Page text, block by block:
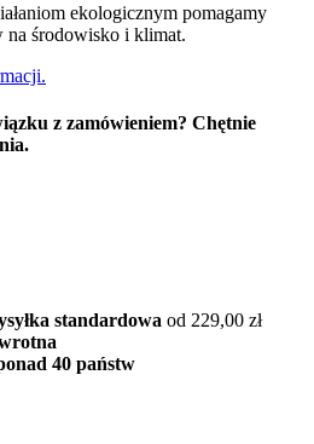
ekologicznym pomagamy
na środowisko i klimat.
z zamówieniem? Chętnie
standardowa od 229,00 zł
40 państw